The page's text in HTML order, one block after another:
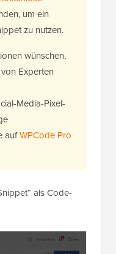
um ein
zu nutzen.
wünschen,
Experten
Media-Pixel-
aufWPCode Pro
als Code-